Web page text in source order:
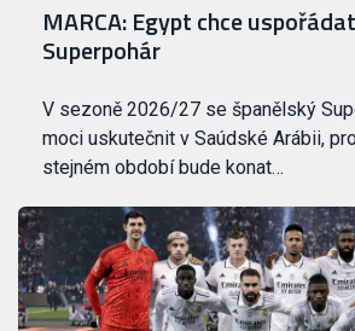
MARCA: Egypt chce
Superpohár
V sezoně 2026/27 se španělský
moci uskutečnit v Saúdské Arábii,
stejném období bude konat…